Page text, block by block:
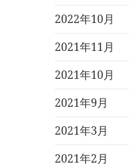
2022年10月
2021年11月
2021年10月
2021年9月
2021年3月
2021年2月